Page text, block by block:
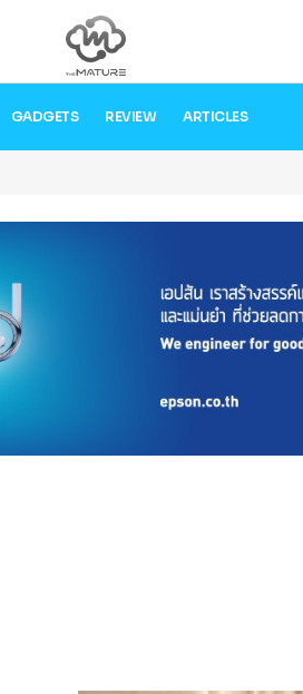
GADGETS REVIEW ARTICLES